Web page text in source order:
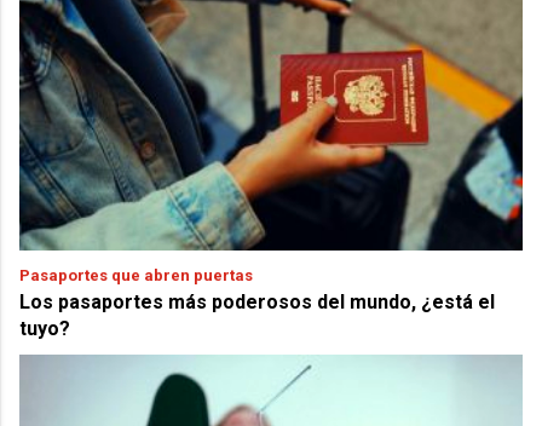
Pasaportes que abren puertas
Los pasaportes más poderosos del mundo, ¿está el
tuyo?